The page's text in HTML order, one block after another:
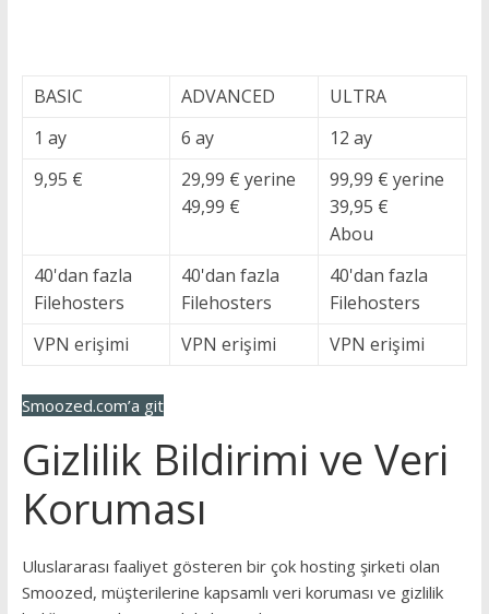
BASIC ADVANCED
ULTRA
1 ay
6 ay
12 ay
9,95 €
29,99 € yerine
49,99 €
99,99 € yerine
39,95 €
Abou
40'dan fazla
Filehosters
40'dan fazla
Filehosters
40'dan fazla
Filehosters
VPN erişimi
VPN erişimi VPN erişimi
Smoozed.com’a git
Gizlilik Bildirimi ve Veri
Koruması
Uluslararası faaliyet gösteren bir çok hosting şirketi olan
Smoozed, müşterilerine kapsamlı veri koruması ve gizlilik